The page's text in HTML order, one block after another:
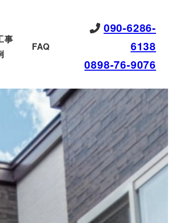
事
FAQ
090-6286-
6138
0898-76-9076